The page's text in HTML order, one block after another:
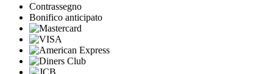
Contrassegno
Bonifico anticipato